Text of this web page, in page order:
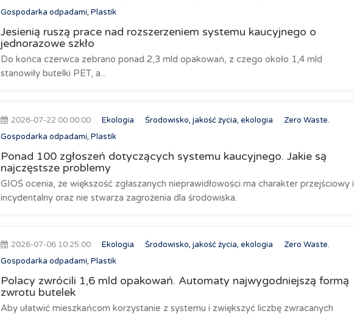
Gospodarka odpadami, Plastik
Jesienią ruszą prace nad rozszerzeniem systemu kaucyjnego o
jednorazowe szkło
Do końca czerwca zebrano ponad 2,3 mld opakowań, z czego około 1,4 mld
stanowiły butelki PET, a...
2026-07-22 00:00:00 Ekologia Środowisko, jakość życia, ekologia
Zero Waste.
Gospodarka odpadami, Plastik
Ponad 100 zgłoszeń dotyczących systemu kaucyjnego. Jakie są
najczęstsze problemy
GIOŚ ocenia, że większość zgłaszanych nieprawidłowości ma charakter przejściowy i
incydentalny oraz nie stwarza zagrożenia dla środowiska.
2026-07-06 10:25:00 Ekologia Środowisko, jakość życia, ekologia
Zero Waste.
Gospodarka odpadami, Plastik
Polacy zwrócili 1,6 mld opakowań. Automaty najwygodniejszą formą
zwrotu butelek
Aby ułatwić mieszkańcom korzystanie z systemu i zwiększyć liczbę zwracanych